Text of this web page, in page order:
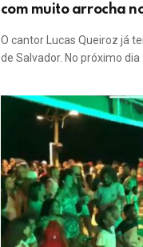
com muito arrocha
O cantor Lucas Queiroz já
de Salvador. No próximo dia